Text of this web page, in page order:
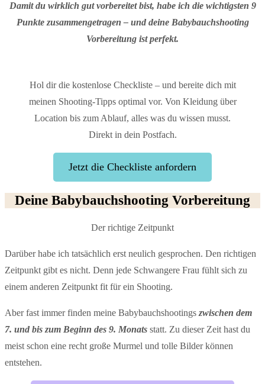
Damit du wirklich gut vorbereitet bist, habe ich die wichtigsten 9
Punkte zusammengetragen – und deine Babybauchshooting
Vorbereitung ist perfekt.
Hol dir die kostenlose Checkliste – und bereite dich mit
meinen Shooting-Tipps optimal vor. Von Kleidung über
Location bis zum Ablauf, alles was du wissen musst.
Direkt in dein Postfach.
Jetzt die Checkliste anfordern
Deine Babybauchshooting Vorbereitung
Der richtige Zeitpunkt
Darüber habe ich tatsächlich erst neulich gesprochen. Den richtigen
Zeitpunkt gibt es nicht. Denn jede Schwangere Frau fühlt sich zu
einem anderen Zeitpunkt fit für ein Shooting.
Aber fast immer finden meine Babybauchshootings zwischen dem
7. und bis zum Beginn des 9. Monats statt. Zu dieser Zeit hast du
meist schon eine recht große Murmel und tolle Bilder können
entstehen.